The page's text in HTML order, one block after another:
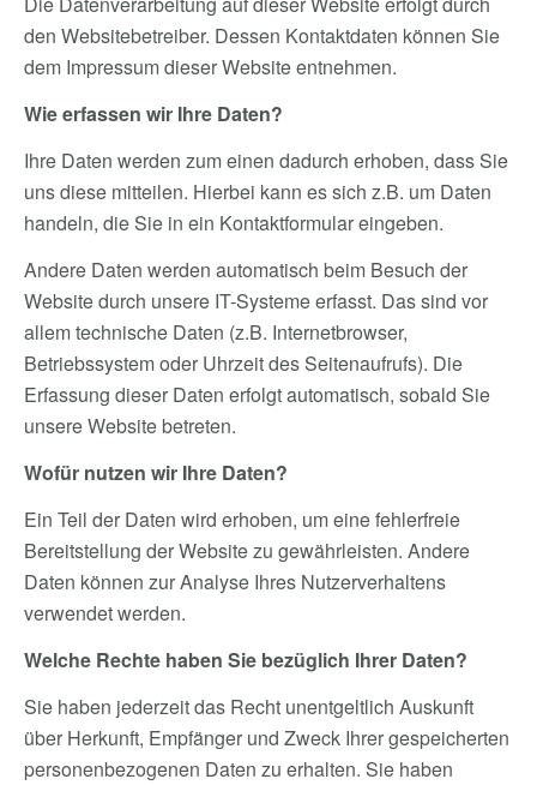
den Websitebetreiber. Dessen Kontaktdaten können Sie
dem Impressum dieser Website entnehmen.
Wie erfassen wir Ihre Daten?
Ihre Daten werden zum einen dadurch erhoben, dass Sie
uns diese mitteilen. Hierbei kann es sich z.B. um Daten
handeln, die Sie in ein Kontaktformular eingeben.
Andere Daten werden automatisch beim Besuch der
Website durch unsere IT-Systeme erfasst. Das sind vor
allem technische Daten (z.B. Internetbrowser,
Betriebssystem oder Uhrzeit des Seitenaufrufs). Die
Erfassung dieser Daten erfolgt automatisch, sobald Sie
unsere Website betreten.
Wofür nutzen wir Ihre Daten?
Ein Teil der Daten wird erhoben, um eine fehlerfreie
Bereitstellung der Website zu gewährleisten. Andere
Daten können zur Analyse Ihres Nutzerverhaltens
verwendet werden.
Welche Rechte haben Sie bezüglich Ihrer Daten?
Sie haben jederzeit das Recht unentgeltlich Auskunft
über Herkunft, Empfänger und Zweck Ihrer gespeicherten
personenbezogenen Daten zu erhalten. Sie haben